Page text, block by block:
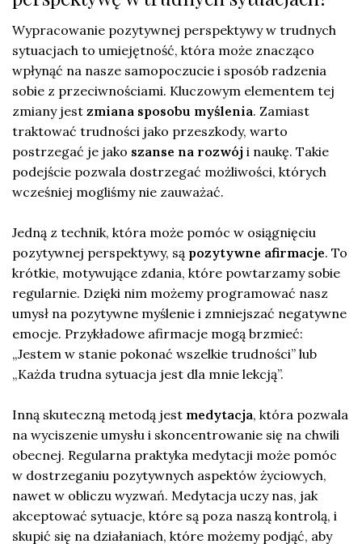
Wypracowanie pozytywnej perspektywy w trudnych
sytuacjach to umiejętność, która może znacząco
wpłynąć na nasze samopoczucie i sposób radzenia
sobie z przeciwnościami. Kluczowym elementem tej
zmiany jest zmiana sposobu myślenia. Zamiast
traktować trudności jako przeszkody, warto
postrzegać je jako szanse na rozwój i naukę. Takie
podejście pozwala dostrzegać możliwości, których
wcześniej mogliśmy nie zauważać.
Jedną z technik, która może pomóc w osiągnięciu
pozytywnej perspektywy, są pozytywne afirmacje. To
krótkie, motywujące zdania, które powtarzamy sobie
regularnie. Dzięki nim możemy programować nasz
umysł na pozytywne myślenie i zmniejszać negatywne
emocje. Przykładowe afirmacje mogą brzmieć:
„Jestem w stanie pokonać wszelkie trudności” lub
„Każda trudna sytuacja jest dla mnie lekcją”.
Inną skuteczną metodą jest medytacja, która pozwala
na wyciszenie umysłu i skoncentrowanie się na chwili
obecnej. Regularna praktyka medytacji może pomóc
w dostrzeganiu pozytywnych aspektów życiowych,
nawet w obliczu wyzwań. Medytacja uczy nas, jak
akceptować sytuacje, które są poza naszą kontrolą, i
skupić się na działaniach, które możemy podjąć, aby